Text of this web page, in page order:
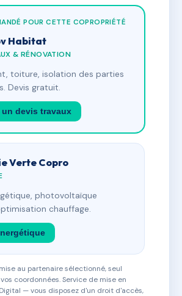
POUR CETTE COPROPRIÉTÉ
Habitat
& RÉNOVATION
toiture, isolation des parties
Devis gratuit.
un devis travaux
Verte Copro
photovoltaïque
chauffage.
au partenaire sélectionné, seul
coordonnées. Service de mise en
— vous disposez d'un droit d'accès,